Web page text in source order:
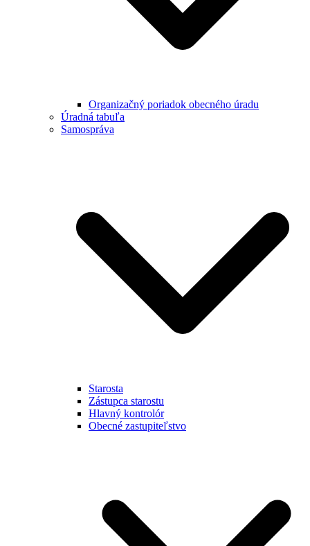
Organizačný poriadok obecného úradu
Úradná tabuľa
Samospráva
Starosta
Zástupca starostu
Hlavný kontrolór
Obecné zastupiteľstvo